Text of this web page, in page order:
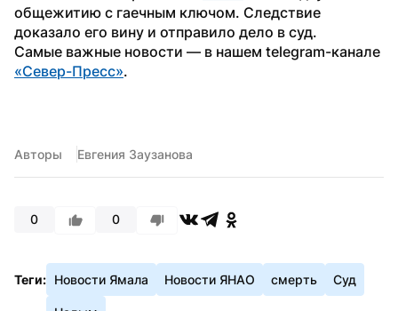
общежитию с гаечным ключом. Следствие
доказало его вину и отправило дело в суд.
«Север-Пресс».
Авторы Евгения Заузанова
0 0
Теги: Новости Ямала Новости ЯНАО смерть Суд